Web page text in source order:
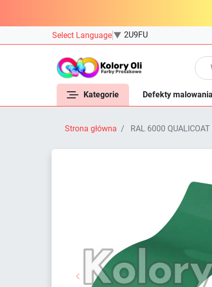
Select Language ▼ 2U9FU
Kategorie Defekty malowania
Strona główna RAL 6000
Poprzedni
